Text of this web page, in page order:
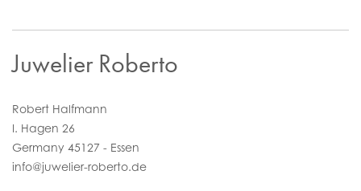
Juwelier Roberto
Robert Halfmann
I. Hagen 26
Germany 45127 - Essen
info@juwelier-roberto.de